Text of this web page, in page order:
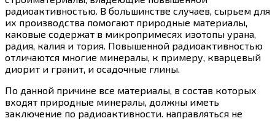
радиоактивностью. В большинстве случаев, сырьем для
их производства помогают природные материалы,
каковые содержат в микропримесях изотопы урана,
радия, калия и тория. Повышенной радиоактивностью
отличаются многие минералы, к примеру, кварцевый
диорит и гранит, и осадочные глины.
По данной причине все материалы, в состав которых
входят природные минералы, должны иметь
заключение по радиоактивности. направляться не